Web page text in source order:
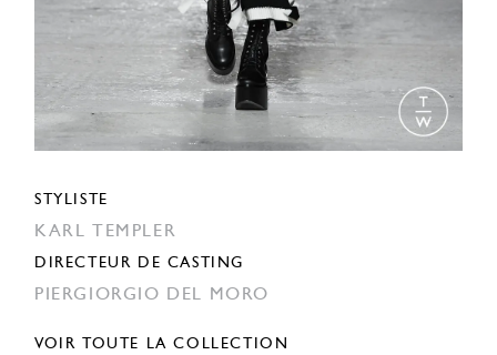
STYLISTE
KARL TEMPLER
DIRECTEUR DE CASTING
PIERGIORGIO DEL MORO
VOIR TOUTE LA COLLECTION